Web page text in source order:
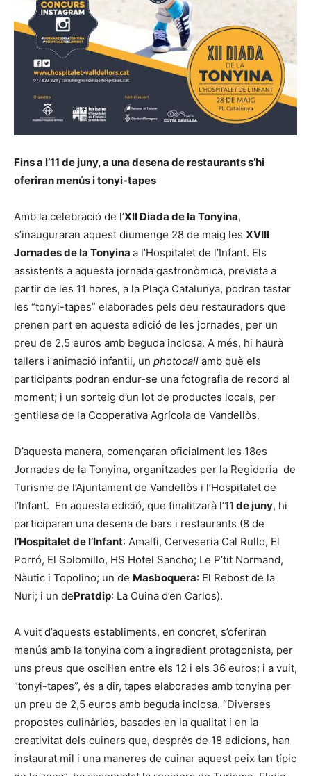
Fins a l’11 de juny, a una desena de restaurants s’hi
oferiran menús i tonyi-tapes
Amb la celebració de l’XII Diada de la Tonyina,
s’inauguraran aquest diumenge 28 de maig les XVIII
Jornades de la Tonyina a l’Hospitalet de l’Infant. Els
assistents a aquesta jornada gastronòmica, prevista a
partir de les 11 hores, a la Plaça Catalunya, podran tastar
les “tonyi-tapes” elaborades pels deu restauradors que
prenen part en aquesta edició de les jornades, per un
preu de 2,5 euros amb beguda inclosa. A més, hi haurà
tallers i animació infantil, un photocall amb què els
participants podran endur-se una fotografia de record al
moment; i un sorteig d’un lot de productes locals, per
gentilesa de la Cooperativa Agrícola de Vandellòs.
D’aquesta manera, començaran oficialment les 18es
Jornades de la Tonyina, organitzades per la Regidoria de
Turisme de l’Ajuntament de Vandellòs i l’Hospitalet de
l’Infant. En aquesta edició, que finalitzarà l’11 de juny, hi
participaran una desena de bars i restaurants (8 de
l’Hospitalet de l’Infant: Amalfi, Cerveseria Cal Rullo, El
Porró, El Solomillo, HS Hotel Sancho; Le P’tit Normand,
Nàutic i Topolino; un de Masboquera: El Rebost de la
Nuri; i un dePratdip: La Cuina d’en Carlos).
A vuit d’aquests establiments, en concret, s’oferiran
menús amb la tonyina com a ingredient protagonista, per
uns preus que oscil·len entre els 12 i els 36 euros; i a vuit,
“tonyi-tapes”, és a dir, tapes elaborades amb tonyina per
un preu de 2,5 euros amb beguda inclosa. “Diverses
propostes culinàries, basades en la qualitat i en la
creativitat dels cuiners que, després de 18 edicions, han
instaurat mil i una maneres de cuinar aquest peix tan típic